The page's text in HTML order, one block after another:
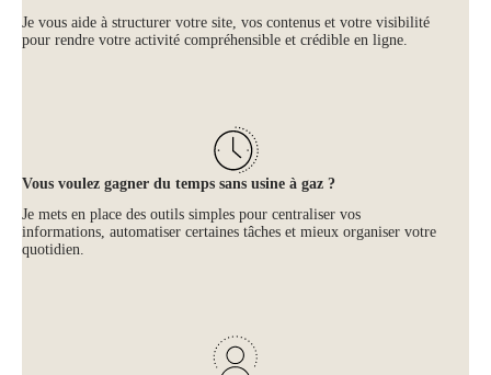
Je vous aide à structurer votre site, vos contenus et votre visibilité
pour rendre votre activité compréhensible et crédible en ligne.
Vous voulez gagner du temps sans usine à gaz ?
Je mets en place des outils simples pour centraliser vos
informations, automatiser certaines tâches et mieux organiser votre
quotidien.